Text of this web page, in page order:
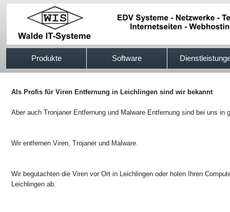
Produkte Software
Als Profis für Viren Entfernung in Leichlingen sind wir bekannt
Aber auch Tronjaner Entfernung und Malware Entfernung sind bei uns in
Wir entfernen Viren, Trojaner und Malware.
Wir begutachten die Viren vor Ort in Leichlingen oder holen Ihren
Leichlingen ab.